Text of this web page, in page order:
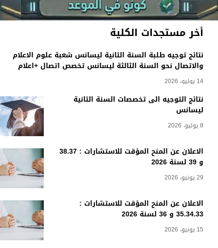
أخر مستجدات الكلية
نتائج توجيه طلبة السنة الثانية ليسانس شعبة علوم الاعلام
والاتصال نحو السنة الثالثة ليسانس تخصص اتصال +اعلام
14 يوليو، 2026
نتائج التوجيه الى تخصصات السنة الثانية
ليسانس
8 يوليو، 2026
الاعلان عن المنح المؤقت للاستشارات : 38.37
و 39 لسنة 2026
29 يونيو، 2026
الاعلان عن المنح المؤقت للاستشارات :
35.34.33 و 36 لسنة 2026
15 يونيو، 2026